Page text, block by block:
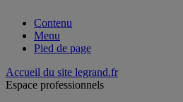
Contenu
Menu
Pied de page
Accueil du site legrand.fr
Espace professionnels